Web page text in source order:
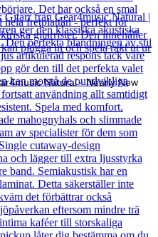
Natural - Nearly New